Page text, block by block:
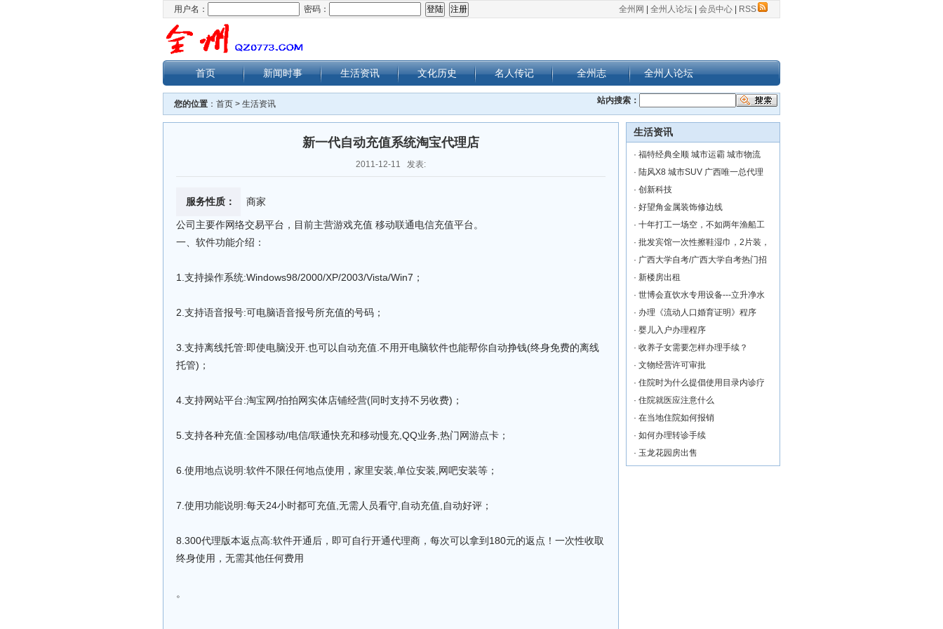
全州网 全州人论坛 会员中心 RSS
用户名： 密码：
首页 新闻时事 生活资讯 文化历史 名人传记 全州志 全州人论坛
您的位置 ： 首页 > 生活资讯 站内搜索：
新一代自动充值系统淘宝代理店
2011-12-11 发表:
服务性质： 商家
公司主要作网络交易平台，目前主营游戏充值 移动联通电信充值平台。
一、软件功能介绍：
1.支持操作系统:Windows98/2000/XP/2003/Vista/Win7；
2.支持语音报号:可电脑语音报号所充值的号码；
3.支持离线托管:即使电脑没开.也可以自动充值.不用开电脑软件也能帮你自动挣钱(终身免费的离线
托管)；
4.支持网站平台:淘宝网/拍拍网实体店铺经营(同时支持不另收费)；
5.支持各种充值:全国移动/电信/联通快充和移动慢充,QQ业务,热门网游点卡；
6.使用地点说明:软件不限任何地点使用，家里安装,单位安装,网吧安装等；
7.使用功能说明:每天24小时都可充值,无需人员看守,自动充值,自动好评；
8.300代理版本返点高:软件开通后，即可自行开通代理商，每次可以拿到180元的返点！一次性收取
终身使用，无需其他任何费用
。
生活资讯
· 福特经典全顺 城市运霸 城市物流
· 陆风X8 城市SUV 广西唯一总代理
· 创新科技
· 好望角金属装饰修边线
· 十年打工一场空，不如两年渔船工
· 批发宾馆一次性擦鞋湿巾，2片装，
· 广西大学自考/广西大学自考热门招
· 新楼房出租
· 世博会直饮水专用设备---立升净水
· 办理《流动人口婚育证明》程序
· 婴儿入户办理程序
· 收养子女需要怎样办理手续？
· 文物经营许可审批
· 住院时为什么提倡使用目录内诊疗
· 住院就医应注意什么
· 在当地住院如何报销
· 如何办理转诊手续
· 玉龙花园房出售